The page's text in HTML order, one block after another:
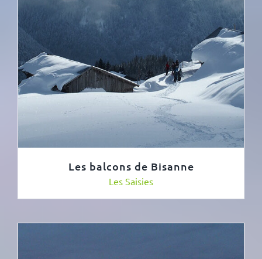
Les balcons de Bisanne
Les Saisies